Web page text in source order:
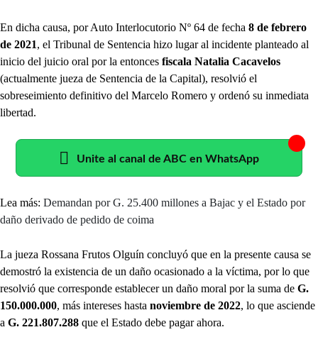
En dicha causa, por Auto Interlocutorio Nº 64 de fecha 8 de febrero
de 2021, el Tribunal de Sentencia hizo lugar al incidente planteado al
inicio del juicio oral por la entonces fiscala Natalia Cacavelos
(actualmente jueza de Sentencia de la Capital), resolvió el
sobreseimiento definitivo del Marcelo Romero y ordenó su inmediata
libertad.
Unite al canal de ABC en WhatsApp
Lea más: Demandan por G. 25.400 millones a Bajac y el Estado por
daño derivado de pedido de coima
La jueza Rossana Frutos Olguín concluyó que en la presente causa se
demostró la existencia de un daño ocasionado a la víctima, por lo que
resolvió que corresponde establecer un daño moral por la suma de G.
150.000.000, más intereses hasta noviembre de 2022, lo que asciende
a G. 221.807.288 que el Estado debe pagar ahora.